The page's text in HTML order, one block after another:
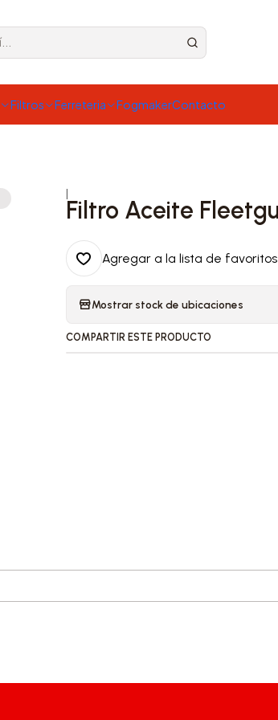
Filtros Ferreteria FogmakerContacto
|
Filtro Aceite
Agregar a la lista de favoritos
Mostrar stock de ubicaciones
COMPARTIR ESTE PRODUCTO